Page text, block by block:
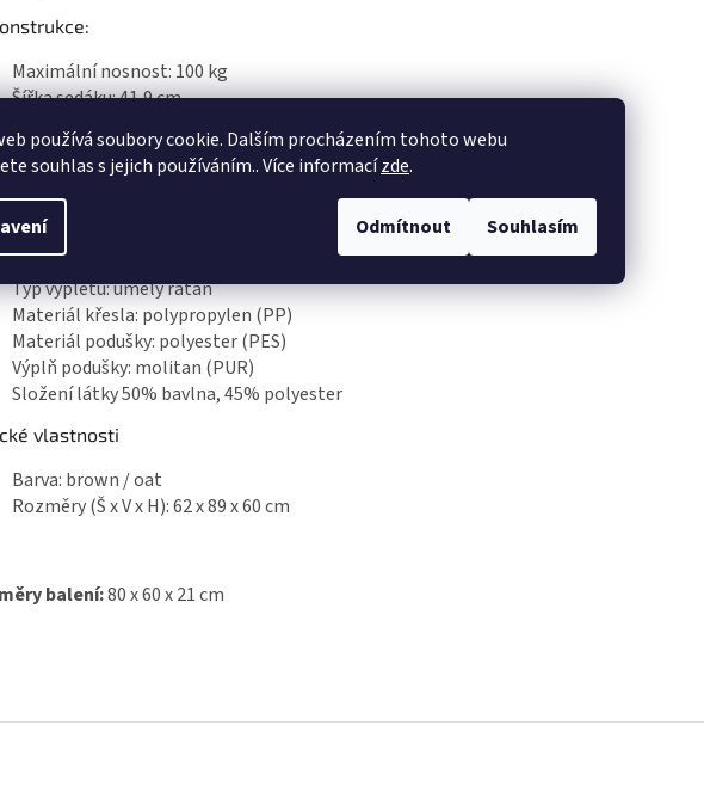
používá soubory cookie. Dalším procházením tohoto webu
souhlas s jejich používáním.. Více informacízde.
Odmítnout Souhlasím
Maximální nosnost: 100 kg
Šířka sedáku: 41,9 cm
Hloubka sedáku: 47,3 cm
Loketní opěrky: Ano
Výška loketní opěrky: 65,9 cm
Typ výpletu: umělý ratan
Materiál křesla: polypropylen (PP)
Materiál podušky: polyester (PES)
Výplň podušky: molitan (PUR)
Složení látky 50% bavlna, 45% polyester
vlastnosti
Barva: brown / oat
Rozměry (Š x V x H): 62 x 89 x 60 cm
balení:80 x 60 x 21 cm